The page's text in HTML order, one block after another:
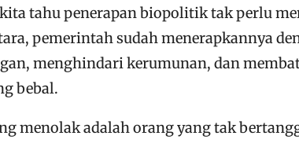
tahu penerapan biopolitik tak perlu
pemerintah sudah menerapkannya
menghindari kerumunan, dan
bebal.
menolak adalah orang yang tak